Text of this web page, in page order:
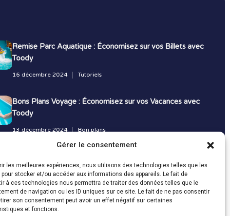
Gérer le consentement
les meilleures expériences, nous utilisons des technologies telles que les
stocker et/ou accéder aux informations des appareils. Le fait de
à ces technologies nous permettra de traiter des données telles que le
de navigation ou les ID uniques sur ce site. Le fait de ne pas consentir
son consentement peut avoir un effet négatif sur certaines
et fonctions.
Remise Parc Aquatique : Économisez sur vos Billets avec
Toody
16 décembre 2024 Tutoriels
Bons Plans Voyage : Économisez sur vos Vacances avec
Toody
13 décembre 2024 Bon plans